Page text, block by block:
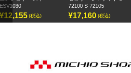
72100 S-72105
¥17,160
ェーンパッカー
¥12,870